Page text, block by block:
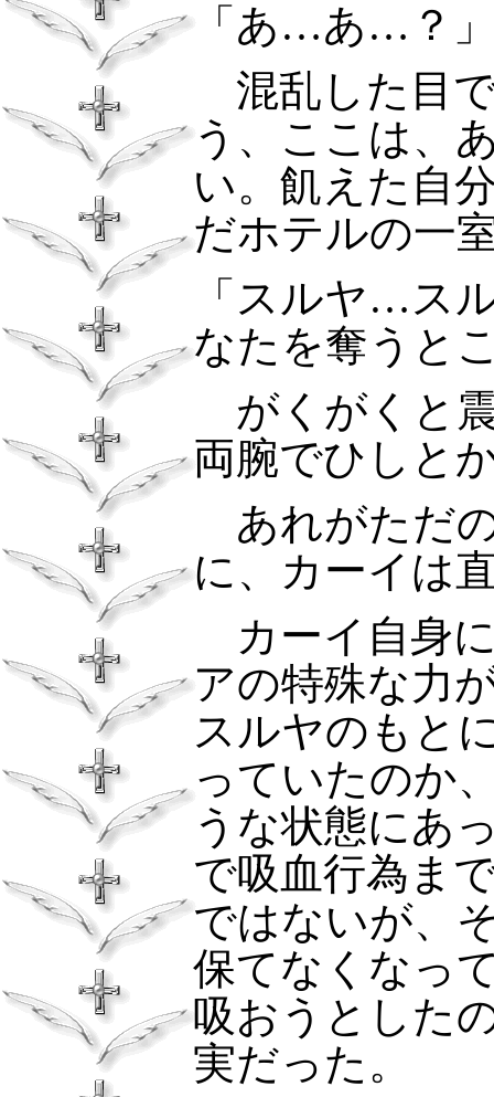
「あ…あ…？
混乱した目
う、ここは、
い。飢えた自
だホテルの一
「スルヤ…ス
なたを奪うと
がくがくと
両腕でひしと
あれがただ
に、カーイは
カーイ自身
アの特殊な力
スルヤのもと
っていたのか
うな状態にあ
で吸血行為ま
ではないが、
保てなくなっ
吸おうとした
実だった。